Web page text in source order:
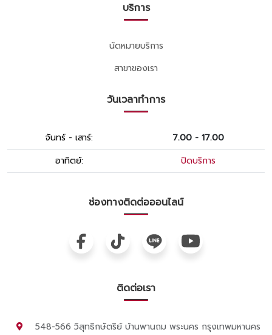
บริการ
นัดหมายบริการ
สาขาของเรา
วันเวลาทำการ
จันทร์ - เสาร์:
7.00 - 17.00
อาทิตย์:
ปิดบริการ
ช่องทางติดต่อออนไลน์
ติดต่อเรา
548-566 วิสุทธิกษัตริย์ บ้านพานถม พระนคร กรุงเทพมหานคร